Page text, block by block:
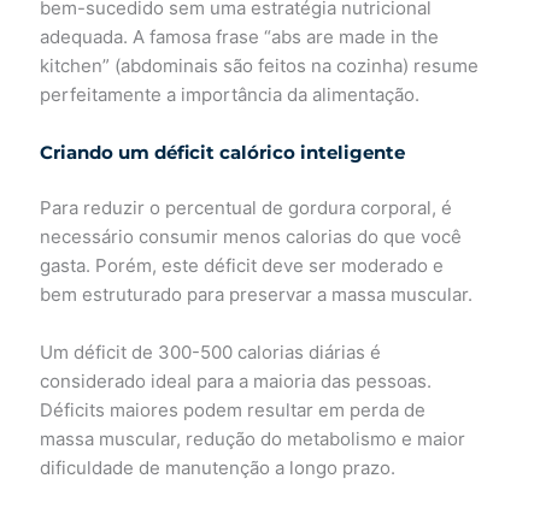
bem-sucedido sem uma estratégia nutricional
adequada. A famosa frase “abs are made in the
kitchen” (abdominais são feitos na cozinha) resume
perfeitamente a importância da alimentação.
Criando um déficit calórico inteligente
Para reduzir o percentual de gordura corporal, é
necessário consumir menos calorias do que você
gasta. Porém, este déficit deve ser moderado e
bem estruturado para preservar a massa muscular.
Um déficit de 300-500 calorias diárias é
considerado ideal para a maioria das pessoas.
Déficits maiores podem resultar em perda de
massa muscular, redução do metabolismo e maior
dificuldade de manutenção a longo prazo.